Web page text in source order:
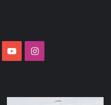
YouTubeInstagram